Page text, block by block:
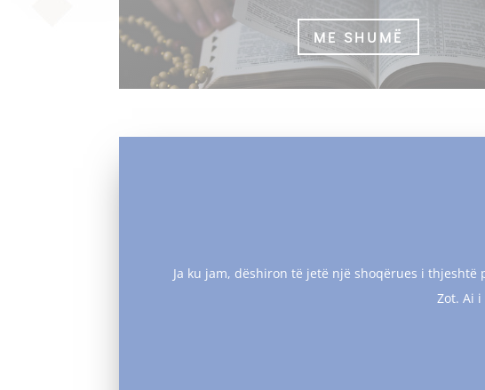
ME SHUMË
Ja ku jam, dëshiron të jetë një shoqërues i
Zot. Ai